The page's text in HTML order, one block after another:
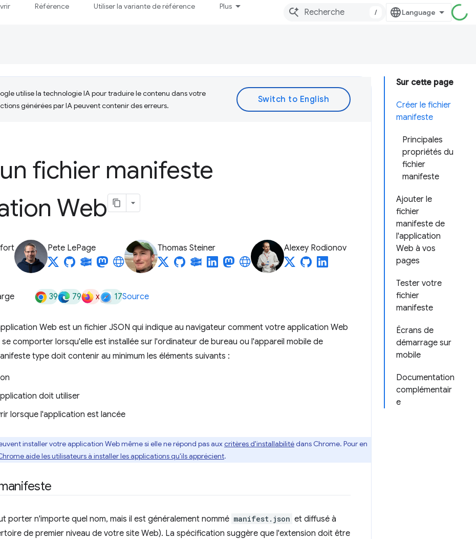
Référence Utiliser la variante de référence Plus
/
Sur cette page
Créer le fichier
manifeste
Principales
propriétés du
fichier
manifeste
Ajouter le
fichier
manifeste de
l'application
Web à vos
pages
Tester votre
fichier
manifeste
Écrans de
démarrage sur
mobile
Documentation
complémentair
e
utilise la technologie IA pour traduire le contenu dans votre
générées par IA peuvent contenir des erreurs.
fichier manifeste
Web
Pete LePage Thomas Steiner Alexey Rodionov
39 79 x 17Source
Web est un fichier JSON qui indique au navigateur comment votre application Web
comporter lorsqu'elle est installée sur l'ordinateur de bureau ou l'appareil mobile de
type doit contenir au minimum les éléments suivants :
doit utiliser
lorsque l'application est lancée
installer votre application Web même si elle ne répond pas auxcritères d'installabilitédans Chrome. Pour en
aide les utilisateurs à installer les applications qu'ils apprécient.
porter n'importe quel nom, mais il est généralement nommé manifest.json et diffusé à
de premier niveau de votre site Web). La spécification suggère que l'extension doit être